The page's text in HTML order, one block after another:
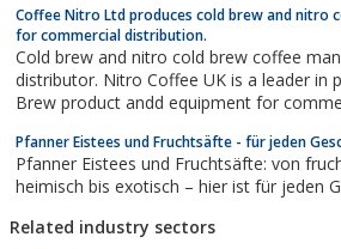
Coffee Nitro Ltd produces cold brew and nitro
for commercial distribution.
Cold brew and nitro cold brew coffee
distributor. Nitro Coffee UK is a leader in
Brew product andd equipment for
Pfanner Eistees und Fruchtsäfte - für jeden
Pfanner Eistees und Fruchtsäfte: von
heimisch bis exotisch – hier ist für jeden
Related industry sectors